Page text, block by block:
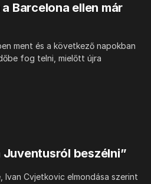
Barcelona ellen már
ment és a következő napokban
fog telni, mielőtt újra
Juventusról beszélni”
Ivan Cvjetkovic elmondása szerint